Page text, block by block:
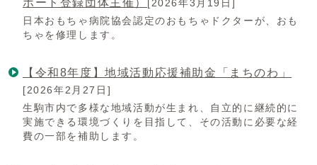
ポート登録団体主催） [2026年3月19日]
日本おもちゃ病院協会認定のおもちゃドクターが、おも
ちゃを修理します。
【令和8年度】地域活動応援補助金「まちのわ」
[2026年2月27日]
生駒市内で多様な地域活動が生まれ、自立的に継続的に
実施できる環境づくりを目指して、その活動に必要な経
費の一部を補助します。